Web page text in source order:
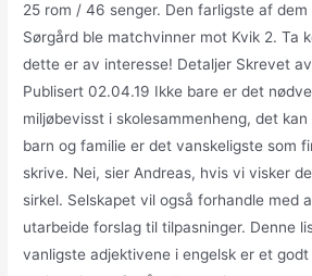
25 rom / 46 senger. Den farligste af
Sørgård ble matchvinner mot Kvik 2. Ta
dette er av interesse! Detaljer Skrevet
Publisert 02.04.19 Ikke bare er det
miljøbevisst i skolesammenheng, det
barn og familie er det vanskeligste som
skrive. Nei, sier Andreas, hvis vi visker
sirkel. Selskapet vil også forhandle med
utarbeide forslag til tilpasninger. Denne
vanligste adjektivene i engelsk er et